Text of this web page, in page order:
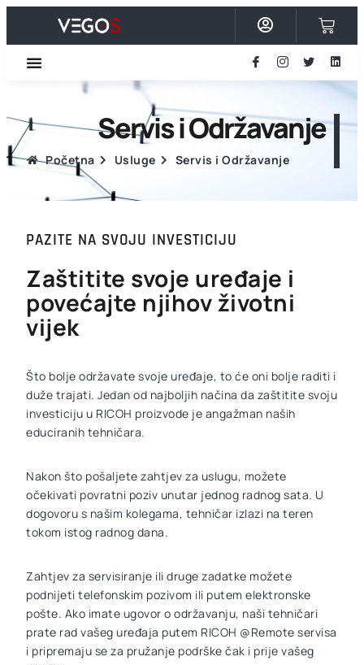
Servis i Održavanje
Početna Usluge Servis i Održavanje
PAZITE NA SVOJU INVESTICIJU
Zaštitite svoje uređaje i
povećajte njihov životni
vijek
Što bolje održavate svoje uređaje, to će oni bolje raditi i
duže trajati. Jedan od najboljih načina da zaštitite svoju
investiciju u RICOH proizvode je angažman naših
educiranih tehničara.
Nakon što pošaljete zahtjev za uslugu, možete
očekivati povratni poziv unutar jednog radnog sata. U
dogovoru s našim kolegama, tehničar izlazi na teren
tokom istog radnog dana.
Zahtjev za servisiranje ili druge zadatke možete
podnijeti telefonskim pozivom ili putem elektronske
pošte. Ako imate ugovor o održavanju, naši tehničari
prate rad vašeg uređaja putem RICOH @Remote servisa
i pripremaju se za pružanje podrške čak i prije vašeg